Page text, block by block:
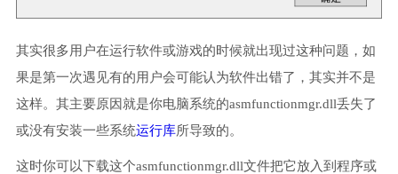
其实很多用户在运行软件或游戏的时候就出现过这种问题，如
果是第一次遇见有的用户会可能认为软件出错了，其实并不是
这样。其主要原因就是你电脑系统的asmfunctionmgr.dll丢失了
或没有安装一些系统运行库所导致的。
这时你可以下载这个asmfunctionmgr.dll文件把它放入到程序或